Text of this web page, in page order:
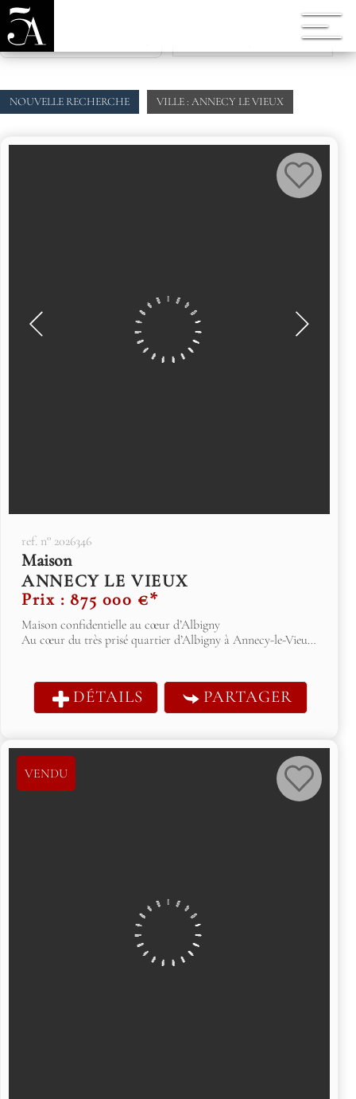
Vente
NOUVELLE RECHERCHE VILLE : ANNECY LE VIEUX
ref. n° 2026346
Maison
ANNECY LE VIEUX
Prix : 875 000 €*
Maison confidentielle au cœur d’Albigny
Au cœur du très prisé quartier d’Albigny à Annecy-le-Vieux, à quelques pas du lac, des commerces de proximité et des écoles, ce triplex de charme...
DÉTAILS PARTAGER
VENDU